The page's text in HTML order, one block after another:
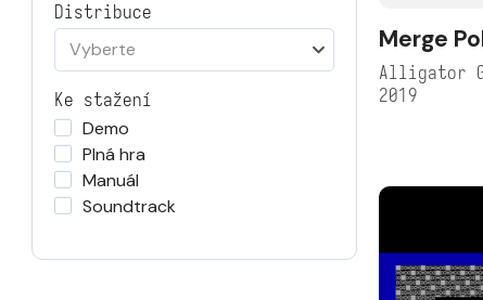
Distribuce
Vyberte
Ke stažení
Demo
Plná hra
Manuál
Soundtrack
Merge
Alligator
2019